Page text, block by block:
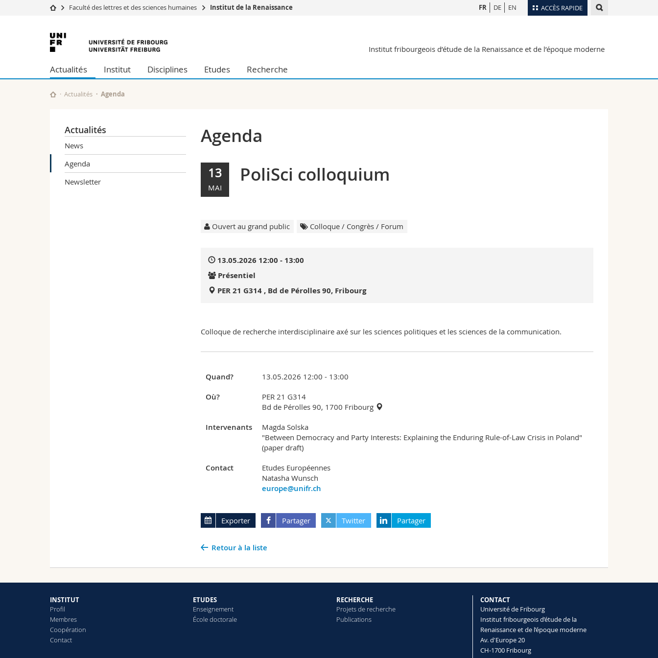
ACCÈS RAPIDE
Université
Recherche
Université
Formation continue
Sciences économiques et sociales et management
Lettres et sciences humaines
Futurs étudiants
Chercheurs
Plan d'accès
Webmail
FR DE EN
Faculté des lettres et des sciences humaines Institut de la Renaissance
Université
de
Fribourg
Institut fribourgeois d’étude de la Renaissance et de l’époque moderne
Actualités Institut Disciplines Etudes Recherche
Actualités Agenda
Actualités
News
Agenda
Newsletter
Agenda
13
MAI
PoliSci colloquium
Ouvert au grand public Colloque / Congrès / Forum
13.05.2026 12:00 - 13:00
Présentiel
PER 21 G314 , Bd de Pérolles 90, Fribourg
Colloque de recherche interdisciplinaire axé sur les sciences politiques et les sciences de la communication.
Quand? 13.05.2026 12:00 - 13:00
Où?
PER 21 G314
Bd de Pérolles 90, 1700 Fribourg
Intervenants
Magda Solska
"Between Democracy and Party Interests: Explaining the Enduring Rule-of-Law Crisis in Poland"
(paper draft)
Contact
Etudes Européennes
Natasha Wunsch
europe@unifr.ch
Exporter Partager Twitter Partager
Retour à la liste
INSTITUT
Profil
Membres
Coopération
Contact
ETUDES
Enseignement
École doctorale
RECHERCHE
Projets de recherche
Publications
CONTACT
Université de Fribourg
Institut fribourgeois d’étude de la
Renaissance et de l’époque moderne
Av. d'Europe 20
CH-1700 Fribourg